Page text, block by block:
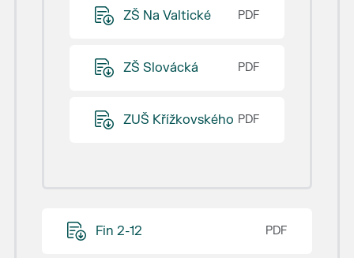
ZŠ Na Valtické
ZŠ Slovácká
ZUŠ Křížkovského
Fin 2-12